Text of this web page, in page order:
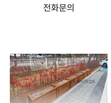
전화문의